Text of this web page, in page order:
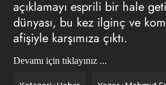
açıklamayı esprili bir hale
dünyası, bu kez ilginç ve
afişiyle karşımıza çıktı.
Devamı için tıklayınız ...